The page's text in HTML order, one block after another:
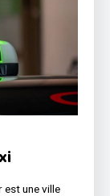
est une ville